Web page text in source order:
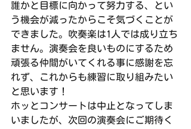
誰かと目標に向かって努力する、とい
う機会が減ったからこそ気づくことが
できました。吹奏楽は1人では成り立ち
ません。演奏会を良いものにするため
頑張る仲間がいてくれる事に感謝を忘
れず、これからも練習に取り組みたい
と思います！
ホッとコンサートは中止となってしま
いましたが、次回の演奏会にご期待く